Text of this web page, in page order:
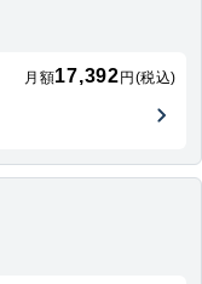
月額17,392 円(税込)